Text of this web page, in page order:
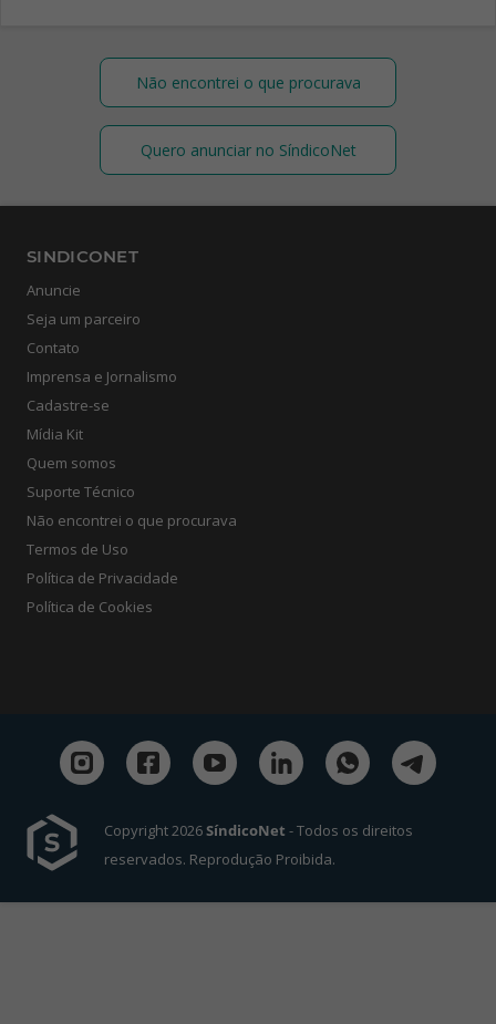
Não encontrei o que procurava
Quero anunciar no SíndicoNet
SINDICONET
Anuncie
Seja um parceiro
Contato
Imprensa e Jornalismo
Cadastre-se
Mídia Kit
Quem somos
Suporte Técnico
Não encontrei o que procurava
Termos de Uso
Política de Privacidade
Política de Cookies
Copyright 2026SíndicoNet - Todos os direitos
reservados. Reprodução Proibida.